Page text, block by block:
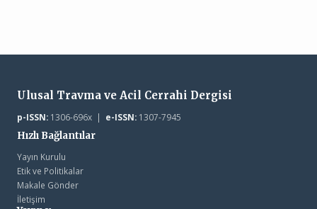
Ulusal Travma ve Acil Cerrahi Dergisi
p-ISSN:1306-696x | e-ISSN:1307-7945
Hızlı Bağlantılar
Yayın Kurulu
Etik ve Politikalar
Makale Gönder
İletişim